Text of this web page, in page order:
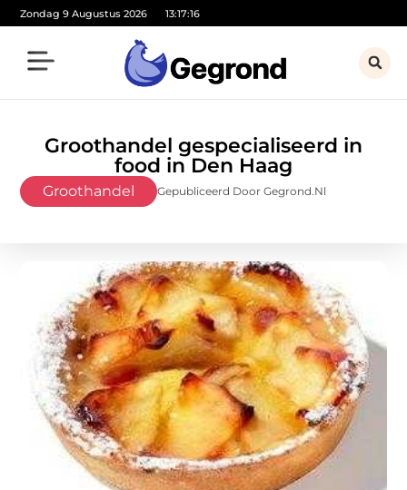
Zondag 9 Augustus 2026 13:17:18
Groothandel gespecialiseerd in
food in Den Haag
Groothandel Gepubliceerd Door Gegrond.nl